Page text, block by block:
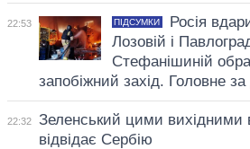
22:53 ПІДСУМКИ
Росія
Лозовій і
Стефанішиній
запобіжний захід. Головне за
22:32
Зеленський цими вихідними
відвідає Сербію